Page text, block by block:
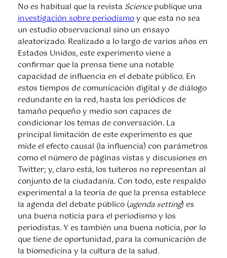
No es habitual que la revista Sciencepublique una
investigación sobre periodismoy que esta no sea
un estudio observacional sino un ensayo
aleatorizado. Realizado a lo largo de varios años en
Estados Unidos, este experimento viene a
confirmar que la prensa tiene una notable
capacidad de influencia en el debate público. En
estos tiempos de comunicación digital y de diálogo
redundante en la red, hasta los periódicos de
tamaño pequeño y medio son capaces de
condicionar los temas de conversación. La
principal limitación de este experimento es que
mide el efecto causal (la influencia) con parámetros
como el número de páginas vistas y discusiones en
Twitter; y, claro está, los tuiteros no representan al
conjunto de la ciudadanía. Con todo, este respaldo
experimental a la teoría de que la prensa establece
la agenda del debate público (agenda setting) es
una buena noticia para el periodismo y los
periodistas. Y es también una buena noticia, por lo
que tiene de oportunidad, para la comunicación de
la biomedicina y la cultura de la salud.